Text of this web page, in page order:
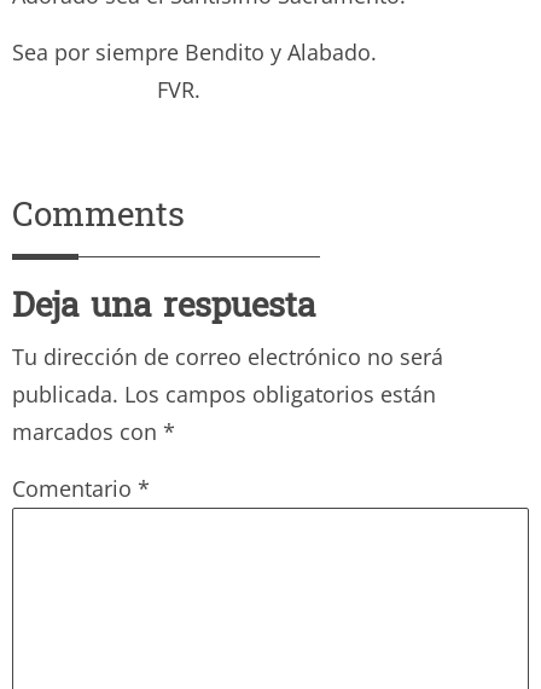
Sea por siempre Bendito y Alabado.
FVR.
Comments
Deja una respuesta
Tu dirección de correo electrónico no será
publicada. Los campos obligatorios están
marcados con *
Comentario *